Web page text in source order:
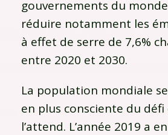
gouvernements du
réduire notamment les
à effet de serre de 7,6%
entre 2020 et 2030.
La population mondiale
en plus consciente du
l’attend. L’année 2019 a